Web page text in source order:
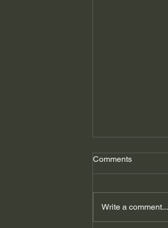
Comments
Write a comment...